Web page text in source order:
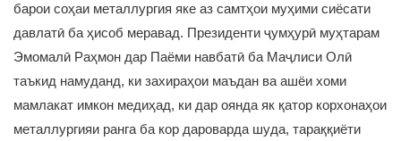
барои соҳаи металлургия яке аз самтҳои муҳими сиёсати
давлатӣ ба ҳисоб меравад. Президенти ҷумҳурӣ муҳтарам
Эмомалӣ Раҳмон дар Паёми навбатӣ ба Маҷлиси Олӣ
таъкид намуданд, ки захираҳои маъдан ва ашёи хоми
мамлакат имкон медиҳад, ки дар оянда як қатор корхонаҳои
металлургияи ранга ба кор дароварда шуда, тараққиёти